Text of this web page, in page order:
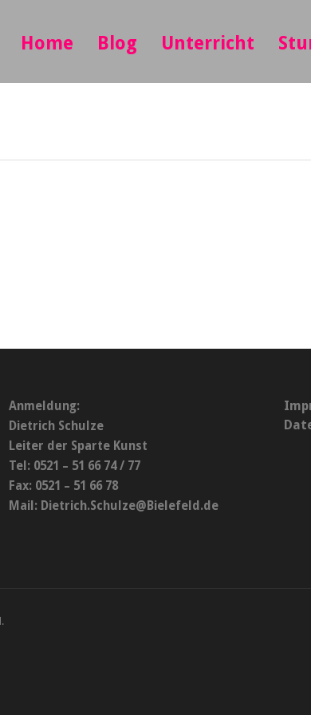
Home Blog Unterricht
Anmeldung:
Dietrich Schulze
Leiter der Sparte Kunst
Tel: 0521 – 51 66 74 / 77
Fax: 0521 – 51 66 78
Mail: Dietrich.Schulze@Bielefeld.de